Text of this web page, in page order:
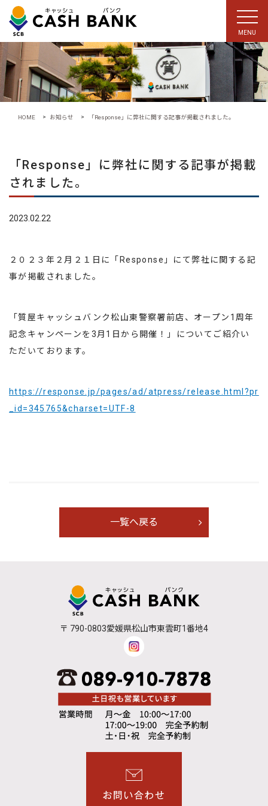
MENU
HOME > お知らせ > 「Response」に弊社に関する記事が掲載されました。
「Response」に弊社に関する記事が掲載
されました。
2023.02.22
２０２３年２月２１日に「Response」にて弊社に関する記
事が掲載されました。
「質屋キャッシュバンク松山東警察署前店、オープン1周年
記念キャンペーンを3月1日から開催！」についてご紹介い
ただいております。
https://response.jp/pages/ad/atpress/release.html?pr
_id=345765&charset=UTF-8
一覧へ戻る
〒 790-0803愛媛県松山市東雲町1番地4